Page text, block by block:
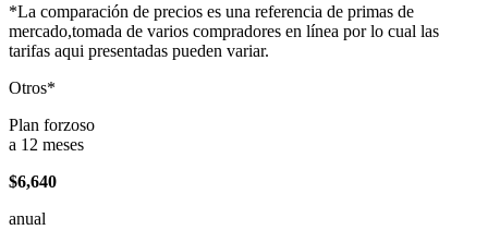
*La comparación de precios es una referencia de primas de
mercado,tomada de varios compradores en línea por lo cual las
tarifas aqui presentadas pueden variar.
Otros*
Plan forzoso
a 12 meses
$6,640
anual